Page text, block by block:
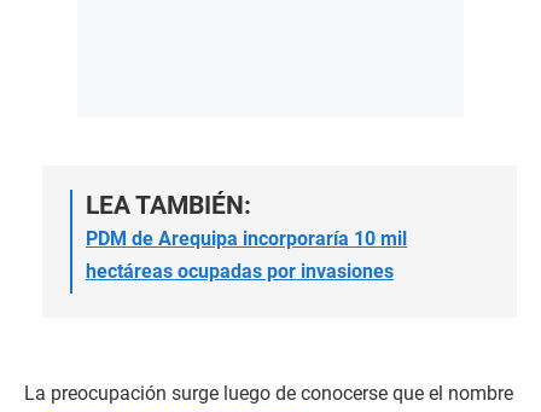
LEA TAMBIÉN:
PDM de Arequipa incorporaría 10 mil
hectáreas ocupadas por invasiones
La preocupación surge luego de conocerse que el nombre